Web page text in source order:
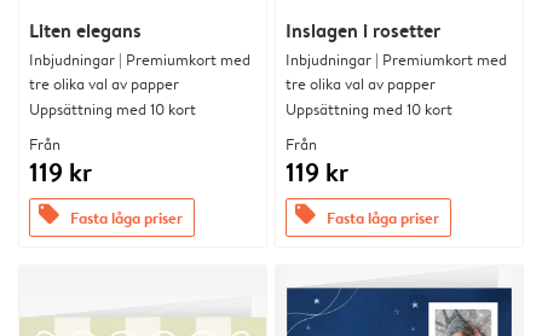
Liten elegans
Inbjudningar | Premiumkort med
tre olika val av papper
Uppsättning med 10 kort
Från
119 kr
offers Fasta låga priser
Inslagen i rosetter
Inbjudningar | Premiumkort med
tre olika val av papper
Uppsättning med 10 kort
Från
119 kr
offers Fasta låga priser